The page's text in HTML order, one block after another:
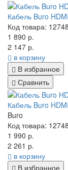
Кабель Buro
Код товара:
1 890 р.
2 147 р.
в корзину
В избранное
Сравнить
Кабель Buro
Buro
Код товара:
1 990 р.
2 261 р.
в корзину
В избранное